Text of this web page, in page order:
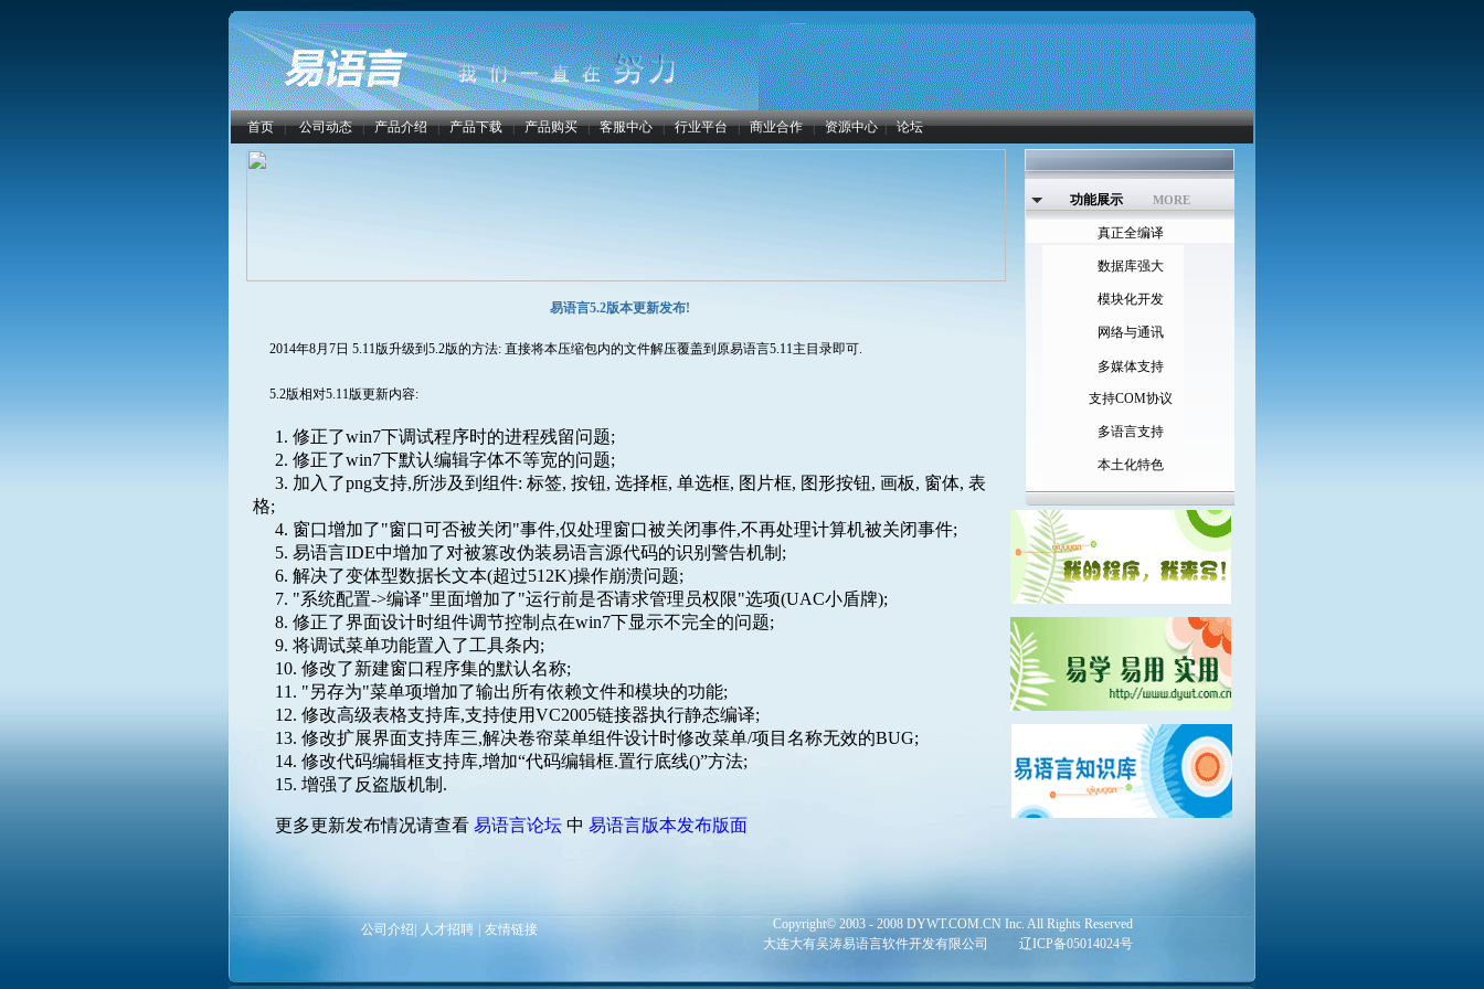
首页 | 公司动态 | 产品介绍 | 产品下载 | 产品购买 | 客服中心 | 行业平台 | 商业合作 | 资源中心 | 论坛
功能展示 MORE
真正全编译
数据库强大
模块化开发
网络与通讯
多媒体支持
支持COM协议
多语言支持
本土化特色
易语言5.2版本更新发布!
2014年8月7日 5.11版升级到5.2版的方法: 直接将本压缩包内的文件解压覆盖到原易语言5.11主目录即可.
5.2版相对5.11版更新内容:
1. 修正了win7下调试程序时的进程残留问题;
2. 修正了win7下默认编辑字体不等宽的问题;
3. 加入了png支持,所涉及到组件: 标签, 按钮, 选择框, 单选框, 图片框, 图形按钮, 画板, 窗体, 表
格;
4. 窗口增加了"窗口可否被关闭"事件,仅处理窗口被关闭事件,不再处理计算机被关闭事件;
5. 易语言IDE中增加了对被篡改伪装易语言源代码的识别警告机制;
6. 解决了变体型数据长文本(超过512K)操作崩溃问题;
7. "系统配置->编译"里面增加了"运行前是否请求管理员权限"选项(UAC小盾牌);
8. 修正了界面设计时组件调节控制点在win7下显示不完全的问题;
9. 将调试菜单功能置入了工具条内;
10. 修改了新建窗口程序集的默认名称;
11. "另存为"菜单项增加了输出所有依赖文件和模块的功能;
12. 修改高级表格支持库,支持使用VC2005链接器执行静态编译;
13. 修改扩展界面支持库三,解决卷帘菜单组件设计时修改菜单/项目名称无效的BUG;
14. 修改代码编辑框支持库,增加“代码编辑框.置行底线()”方法;
15. 增强了反盗版机制.
更多更新发布情况请查看 易语言论坛 中 易语言版本发布版面
公司介绍 人才招聘 友情链接
Copyright© 2003 - 2008 DYWT.COM.CN Inc. All Rights Reserved
大连大有吴涛易语言软件开发有限公司
辽ICP备05014024号